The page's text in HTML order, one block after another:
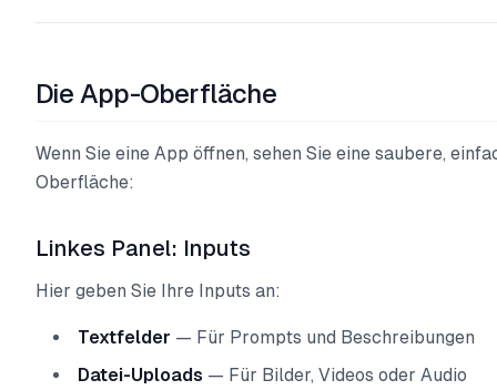
Die App-Oberfläche
Wenn Sie eine App öffnen, sehen Sie eine saubere,
Oberfläche:
Linkes Panel: Inputs
Hier geben Sie Ihre Inputs an:
Textfelder — Für Prompts und Beschreibungen
Datei-Uploads — Für Bilder, Videos oder Audio